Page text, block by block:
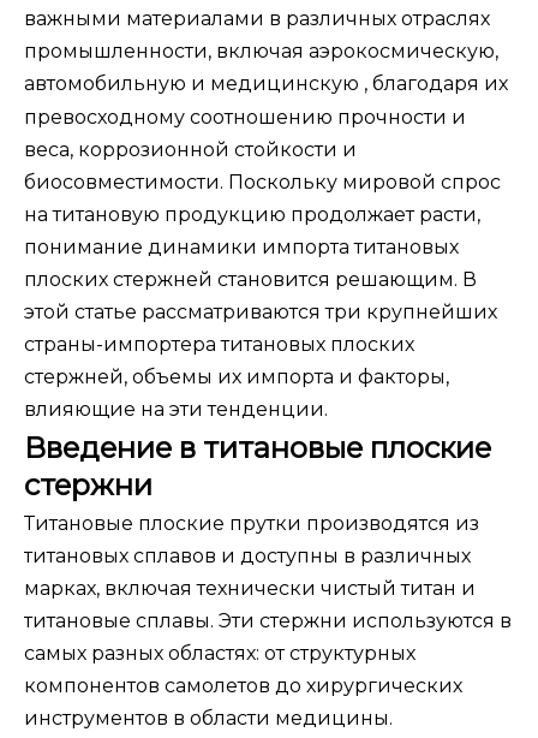
важными материалами в различных отраслях
промышленности, включая аэрокосмическую,
автомобильную и медицинскую , благодаря их
превосходному соотношению прочности и
веса, коррозионной стойкости и
биосовместимости. Поскольку мировой спрос
на титановую продукцию продолжает расти,
понимание динамики импорта титановых
плоских стержней становится решающим. В
этой статье рассматриваются три крупнейших
страны-импортера титановых плоских
стержней, объемы их импорта и факторы,
влияющие на эти тенденции.
Введение в титановые плоские
стержни
Титановые плоские прутки производятся из
титановых сплавов и доступны в различных
марках, включая технически чистый титан и
титановые сплавы. Эти стержни используются в
самых разных областях: от структурных
компонентов самолетов до хирургических
инструментов в области медицины.